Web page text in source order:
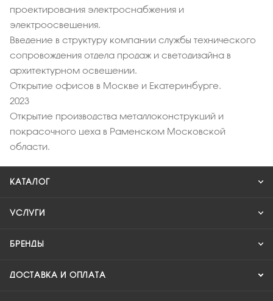
проектирования электроснабжения и
электроосвещения.
Введение в структуру компании службы технического
сопровождения отдела продаж и светодизайна в
архитектурном освещении.
Открытие офисов в Москве и Екатеринбурге.
2023
Открытие производства металлоконструкций и
покрасочного цеха в Раменском Московской
области.
КАТАЛОГ
УСЛУГИ
БРЕНДЫ
ДОСТАВКА И ОПЛАТА